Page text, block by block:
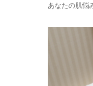
あなたの肌悩